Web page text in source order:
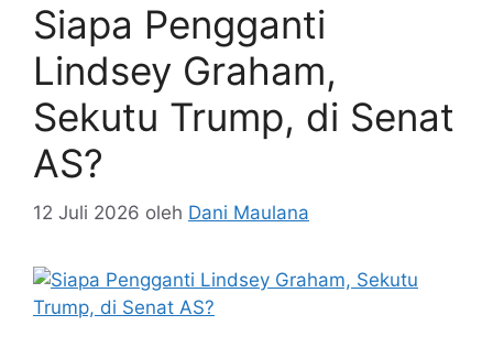
Siapa Pengganti
Lindsey Graham,
Sekutu Trump, di Senat
AS?
12 Juli 2026 oleh Dani Maulana